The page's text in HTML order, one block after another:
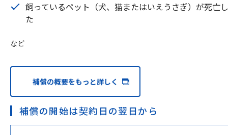
飼っているペット（犬、猫またはいえうさぎ）が死亡し
た
など
補償の概要をもっと詳しく
補償の開始は契約日の翌日から